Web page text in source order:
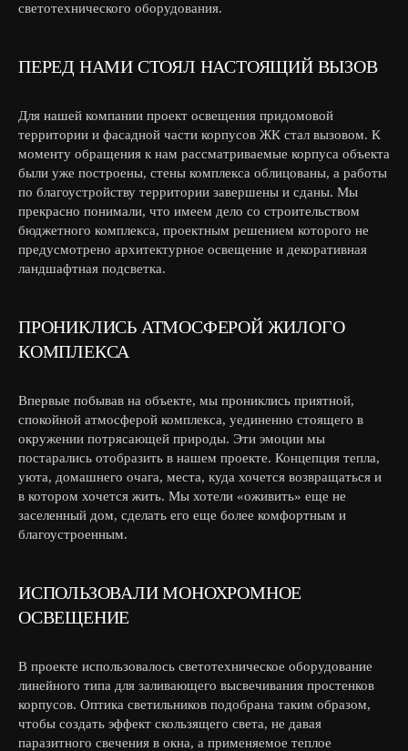
светотехнического оборудования.
ПЕРЕД НАМИ СТОЯЛ НАСТОЯЩИЙ ВЫЗОВ
Для нашей компании проект освещения придомовой
территории и фасадной части корпусов ЖК стал вызовом. К
моменту обращения к нам рассматриваемые корпуса объекта
были уже построены, стены комплекса облицованы, а работы
по благоустройству территории завершены и сданы. Мы
прекрасно понимали, что имеем дело со строительством
бюджетного комплекса, проектным решением которого не
предусмотрено архитектурное освещение и декоративная
ландшафтная подсветка.
ПРОНИКЛИСЬ АТМОСФЕРОЙ ЖИЛОГО
КОМПЛЕКСА
Впервые побывав на объекте, мы прониклись приятной,
спокойной атмосферой комплекса, уединенно стоящего в
окружении потрясающей природы. Эти эмоции мы
постарались отобразить в нашем проекте. Концепция тепла,
уюта, домашнего очага, места, куда хочется возвращаться и
в котором хочется жить. Мы хотели «оживить» еще не
заселенный дом, сделать его еще более комфортным и
благоустроенным.
ИСПОЛЬЗОВАЛИ МОНОХРОМНОЕ
ОСВЕЩЕНИЕ
В проекте использовалось светотехническое оборудование
линейного типа для заливающего высвечивания простенков
корпусов. Оптика светильников подобрана таким образом,
чтобы создать эффект скользящего света, не давая
паразитного свечения в окна, а применяемое теплое